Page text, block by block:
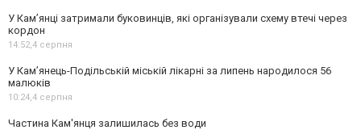
У Кам’янці затримали буковинців, які організували схему втечі через
кордон
14:52,4 серпня
У Кам’янець-Подільській міській лікарні за липень народилося 56
малюків
10:24,4 серпня
Частина Кам'янця залишилась без води